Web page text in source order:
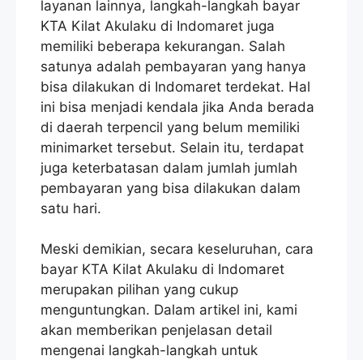
layanan lainnya, langkah-langkah bayar
KTA Kilat Akulaku di Indomaret juga
memiliki beberapa kekurangan. Salah
satunya adalah pembayaran yang hanya
bisa dilakukan di Indomaret terdekat. Hal
ini bisa menjadi kendala jika Anda berada
di daerah terpencil yang belum memiliki
minimarket tersebut. Selain itu, terdapat
juga keterbatasan dalam jumlah jumlah
pembayaran yang bisa dilakukan dalam
satu hari.
Meski demikian, secara keseluruhan, cara
bayar KTA Kilat Akulaku di Indomaret
merupakan pilihan yang cukup
menguntungkan. Dalam artikel ini, kami
akan memberikan penjelasan detail
mengenai langkah-langkah untuk